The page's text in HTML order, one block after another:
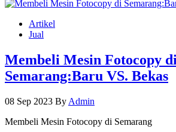
Artikel
Jual
Membeli Mesin Fotocopy di
Semarang:Baru VS. Bekas
08 Sep 2023 By Admin
Membeli Mesin Fotocopy di Semarang